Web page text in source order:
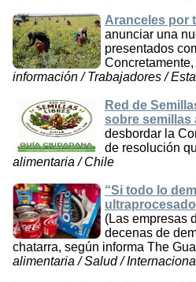
Aranceles por
anunciar una
presentados
Concretamente,
información / Trabajadores /
Red de
sobre semillas
desbordar la
de resolución
alimentaria / Chile
“Si todo lo
(Las empresas
decenas de
chatarra, según informa The
alimentaria / Salud /